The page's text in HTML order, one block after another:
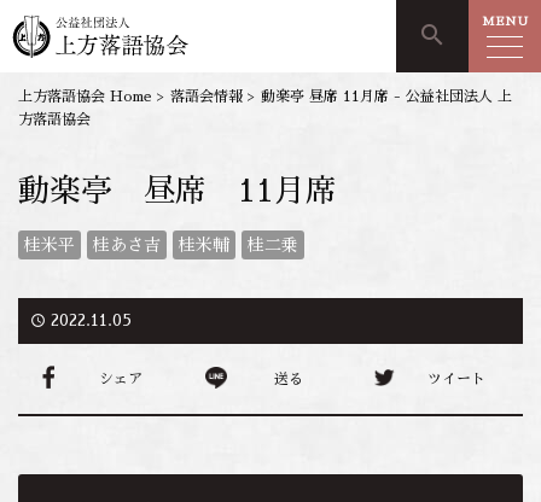
search MENU
上方落語協会 Home > 落語会情報 > 動楽亭 昼席 11月席 - 公益社団法人 上
方落語協会
動楽亭 昼席 11月席
桂米平 桂あさ吉 桂米輔 桂二乗
access_time 2022.11.05
シェア 送る ツイート